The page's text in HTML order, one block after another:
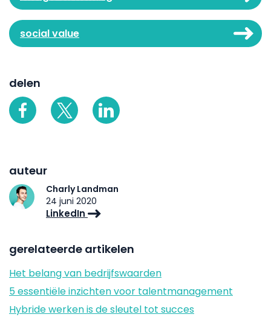
social value
delen
auteur
Charly Landman
24 juni 2020
LinkedIn
gerelateerde artikelen
Het belang van bedrijfswaarden
5 essentiële inzichten voor talentmanagement
Hybride werken is de sleutel tot succes